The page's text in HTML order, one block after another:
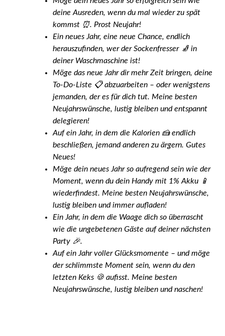
deine Ausreden, wenn du mal wieder zu spät
kommst ⏰. Prost Neujahr!
Ein neues Jahr, eine neue Chance, endlich
herauszufinden, wer der Sockenfresser 🧦 in
deiner Waschmaschine ist!
Möge das neue Jahr dir mehr Zeit bringen, deine
To-Do-Liste 📋 abzuarbeiten – oder wenigstens
jemanden, der es für dich tut. Meine besten
Neujahrswünsche, lustig bleiben und entspannt
delegieren!
Auf ein Jahr, in dem die Kalorien 🍰 endlich
beschließen, jemand anderen zu ärgern. Gutes
Neues!
Möge dein neues Jahr so aufregend sein wie der
Moment, wenn du dein Handy mit 1% Akku 📱
wiederfindest. Meine besten Neujahrswünsche,
lustig bleiben und immer aufladen!
Ein Jahr, in dem die Waage dich so überrascht
wie die ungebetenen Gäste auf deiner nächsten
Party 🎉.
Auf ein Jahr voller Glücksmomente – und möge
der schlimmste Moment sein, wenn du den
letzten Keks 🍪 aufisst. Meine besten
Neujahrswünsche, lustig bleiben und naschen!